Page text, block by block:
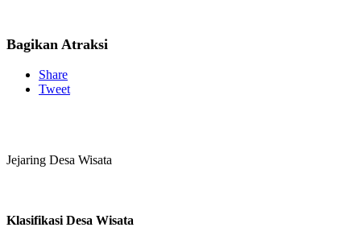
Bagikan Atraksi
Share
Tweet
Jejaring Desa Wisata
Klasifikasi Desa Wisata